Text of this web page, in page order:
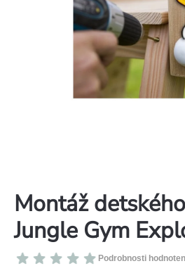
Montáž
Jungle Gym
Priemerné
Podrobnosti